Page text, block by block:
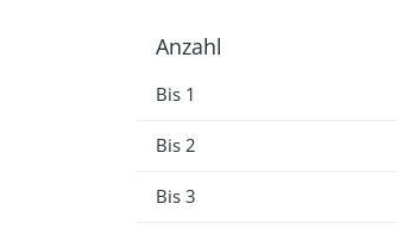
Anzahl
Bis 1
Bis2
Bis3